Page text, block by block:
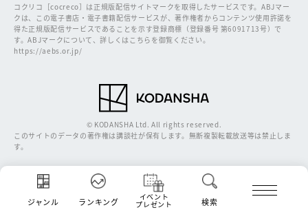
ジャンル ランキング イベント
プレゼント 検索
コクリコ［cocreco］は正規版配信サイトマークを取得したサービスです。ABJマー
クは、この電子書店・電子書籍配信サービスが、著作権者からコンテンツ使用許諾を
得た正規版配信サービスであることを示す登録商標（登録番号 第6091713号）で
す。ABJマークについて、詳しくはこちらを御覧ください。
https://aebs.or.jp/
© KODANSHA Ltd. All rights reserved.
このサイトのデータの著作権は講談社が保有します。無断複製転載放送等は禁止しま
す。